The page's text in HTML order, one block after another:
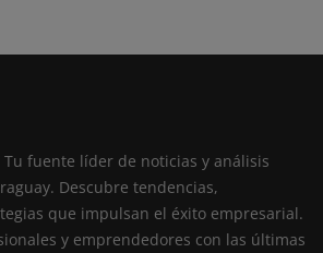
Tu fuente líder de noticias y análisis
Descubre tendencias,
que impulsan el éxito empresarial.
y emprendedores con las últimas